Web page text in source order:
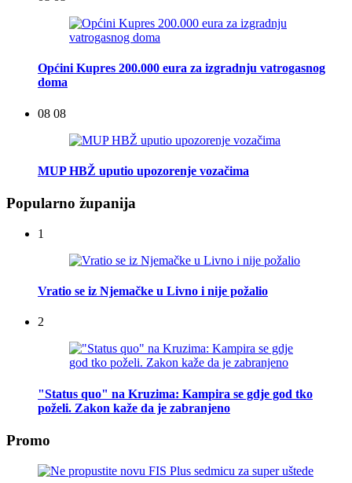
Općini Kupres 200.000 eura za izgradnju vatrogasnog
doma
08 08
MUP HBŽ uputio upozorenje vozačima
Popularno županija
1
Vratio se iz Njemačke u Livno i nije požalio
2
"Status quo" na Kruzima: Kampira se gdje god tko
poželi. Zakon kaže da je zabranjeno
Promo